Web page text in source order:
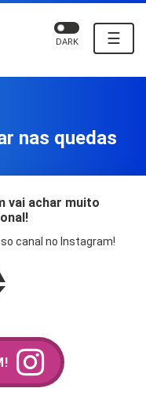
☰
DARK
nas quedas
vai achar muito
canal no Instagram!